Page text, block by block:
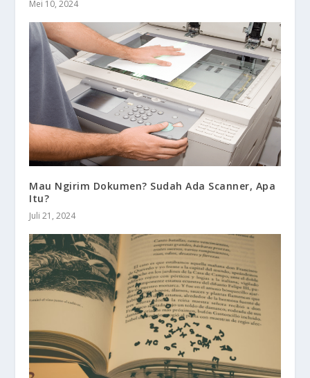
Mei 10, 2024
Mau Ngirim Dokumen? Sudah Ada Scanner, Apa
Itu?
Juli 21, 2024